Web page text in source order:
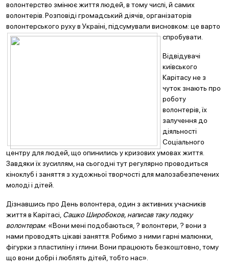
волонтерство змінює життя людей, в тому числі, й самих
волонтерів. Розповіді громадський діячів, організаторів
волонтерського руху в Україні, підсумували висновком: це варто
спробувати.
Відвідувачі
київського
Карітасу не з
чуток знають про
роботу
волонтерів, їх
залучення до
діяльності
Соціального
центру для людей, що опинились у кризових умовах життя.
Завдяки їх зусиллям, на сьогодні тут регулярно проводиться
кіноклуб і заняття з художньої творчості для малозабезпечених
молоді і дітей.
Дізнавшись про День волонтера, один з активних учасників
життя в Карітасі, Сашко Широбоков, написав таку подяку
волонтерам: «Вони мені подобаються, ? волонтери, ? вони з
нами проводять цікаві заняття. Робимо з ними гарні малюнки,
фігурки з пластиліну і глини. Вони працюють безкоштовно, тому
що вони добрі і люблять дітей, тобто нас».